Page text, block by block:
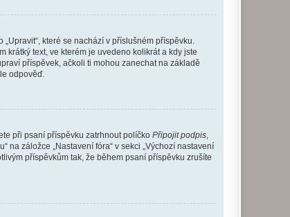
které se nachází v příslušném příspěvku.
text, ve kterém je uvedeno kolikrát a kdy jste
příspěvek, ačkoli ti mohou zanechat na základě
odpověď.
při psaní příspěvku zatrhnout políčko Připojit podpis
na záložce „Nastavení fóra“ v sekci „Výchozí nastavení
příspěvkům tak, že během psaní příspěvku zrušíte